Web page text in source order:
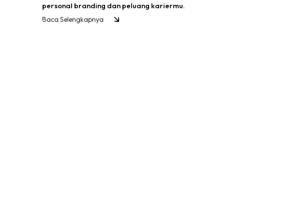
personal branding dan peluang kariermu.
Baca Selengkapnya